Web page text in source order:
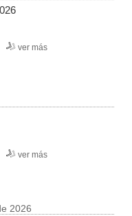
ver más
ver más
2026